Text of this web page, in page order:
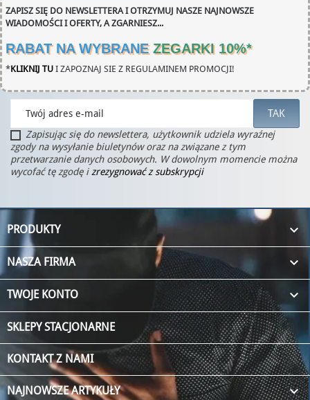
ZAPISZ SIĘ DO NEWSLETTERA I OTRZYMUJ NASZE NAJNOWSZE
WIADOMOŚCI I OFERTY, A ZGARNIESZ...
RABAT NA WYBRANE ZEGARKI 10%*
*KLIKNIJ TU I ZAPOZNAJ SIE Z REGULAMINEM PROMOCJI!
Zapisując się do newslettera, użytkownik udziela wyraźnej
zgody na wysyłanie biuletynów oraz na związane z tym
przetwarzanie danych osobowych. W dowolnym momencie można
wycofać tę zgodę i zrezygnować z subskrypcji
PRODUKTY 
NASZA FIRMA 
TWOJE KONTO 
SKLEPY STACJONARNE
KONTAKT Z NAMI
NAJNOWSZE ARTYKUŁY keyboard_arrow_down